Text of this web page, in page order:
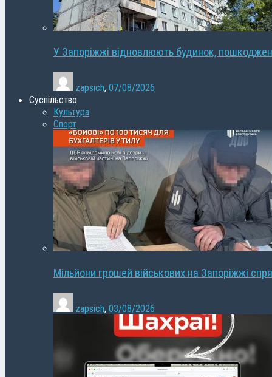
У Запоріжжі відновлюють будинок,
zapsich, 07/08/2026
Суспільство
Культура
Спорт
Мільйони грошей військових на Запоріжжі
zapsich, 03/08/2026